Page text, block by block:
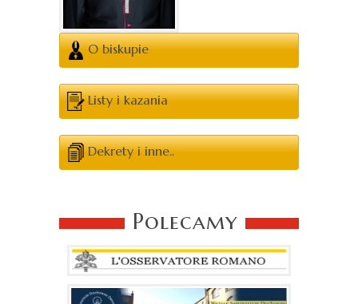
O biskupie
Listy i kazania
Dekrety i inne..
Polecamy